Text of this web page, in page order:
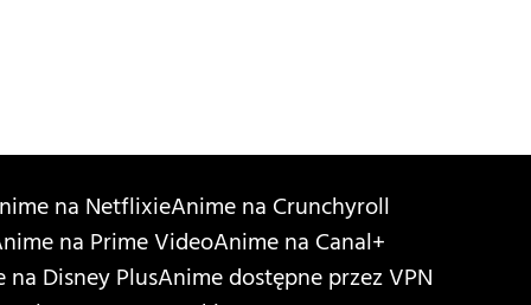
na NetflixieAnime na Crunchyroll
na Prime VideoAnime na Canal+
na Disney PlusAnime dostępne przez VPN